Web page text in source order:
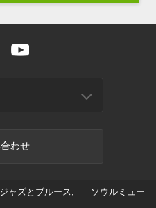
わせ
ジャズとブルース ソウルミュー